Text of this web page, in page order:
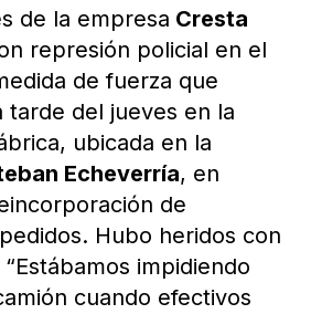
de la empresa Cresta
represión policial en el
de fuerza que
tarde del jueves en la
ubicada en la
Echeverría, en
de
Hubo heridos con
impidiendo
cuando efectivos